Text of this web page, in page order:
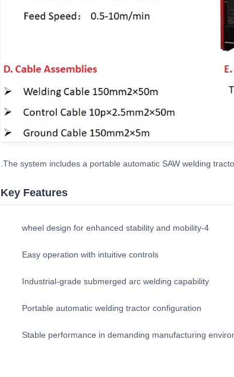
The system includes a portable automatic SAW welding
Key Features
4-wheel design for enhanced stability and mobility
Easy operation with intuitive controls
Industrial-grade submerged arc welding capability
Portable automatic welding tractor configuration
Stable performance in demanding manufacturing